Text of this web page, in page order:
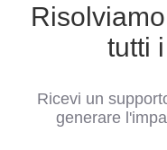
tutti
Ricevi un
generare